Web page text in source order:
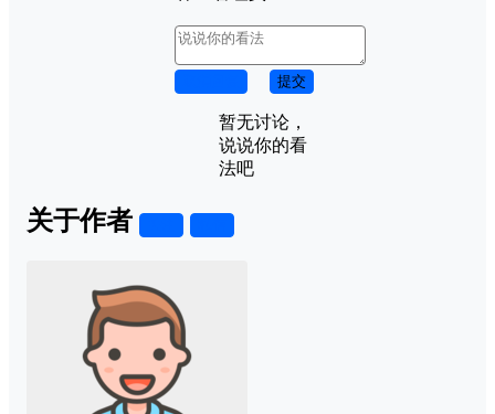
提交
暂无讨论，
说说你的看
法吧
关于作者